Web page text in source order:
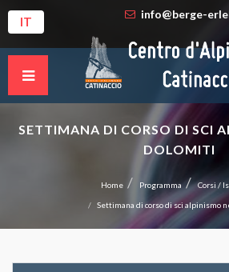
IT
info@berge-
SETTIMANA DI CORSO DI SCI
DOLOMITI
Home Programma Corsi /
Settimana di corso di sci alpinismo